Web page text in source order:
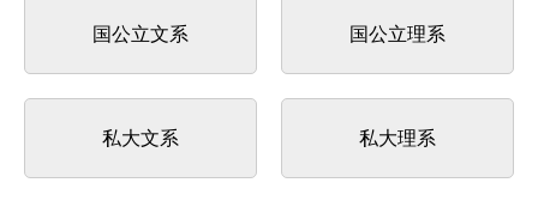
国公立文系 国公立理系
私大文系 私大理系